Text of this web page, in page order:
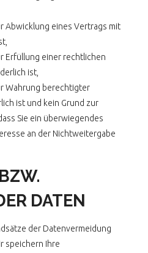
Abwicklung eines Vertrags mit
Erfüllung einer rechtlichen
ist,
Wahrung berechtigter
ist und kein Grund zur
Sie ein überwiegendes
an der Nichtweitergabe
DATEN
der Datenvermeidung
speichern Ihre